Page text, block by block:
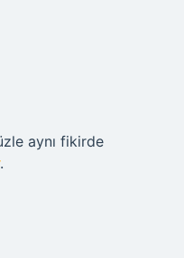
aynı fikirde
.